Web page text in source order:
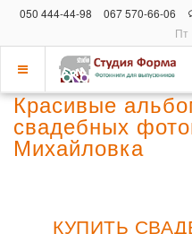
050 444-44-98 067 570-66-06
Пт
Показать
меню
Красивые
свадебных
Михайловка
КУПИТЬ